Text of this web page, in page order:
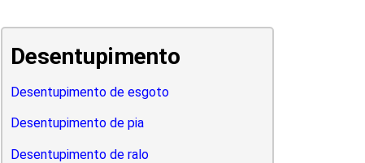
Desentupimento
Desentupimento de esgoto
Desentupimento de pia
Desentupimento de ralo